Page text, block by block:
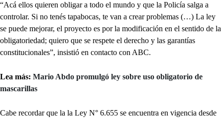
“Acá ellos quieren obligar a todo el mundo y que la Policía salga a
controlar. Si no tenés tapabocas, te van a crear problemas (…) La ley
se puede mejorar, el proyecto es por la modificación en el sentido de la
obligatoriedad; quiero que se respete el derecho y las garantías
constitucionales”, insistió en contacto con ABC.
Lea más: Mario Abdo promulgó ley sobre uso obligatorio de
mascarillas
Cabe recordar que la la Ley N° 6.655 se encuentra en vigencia desde